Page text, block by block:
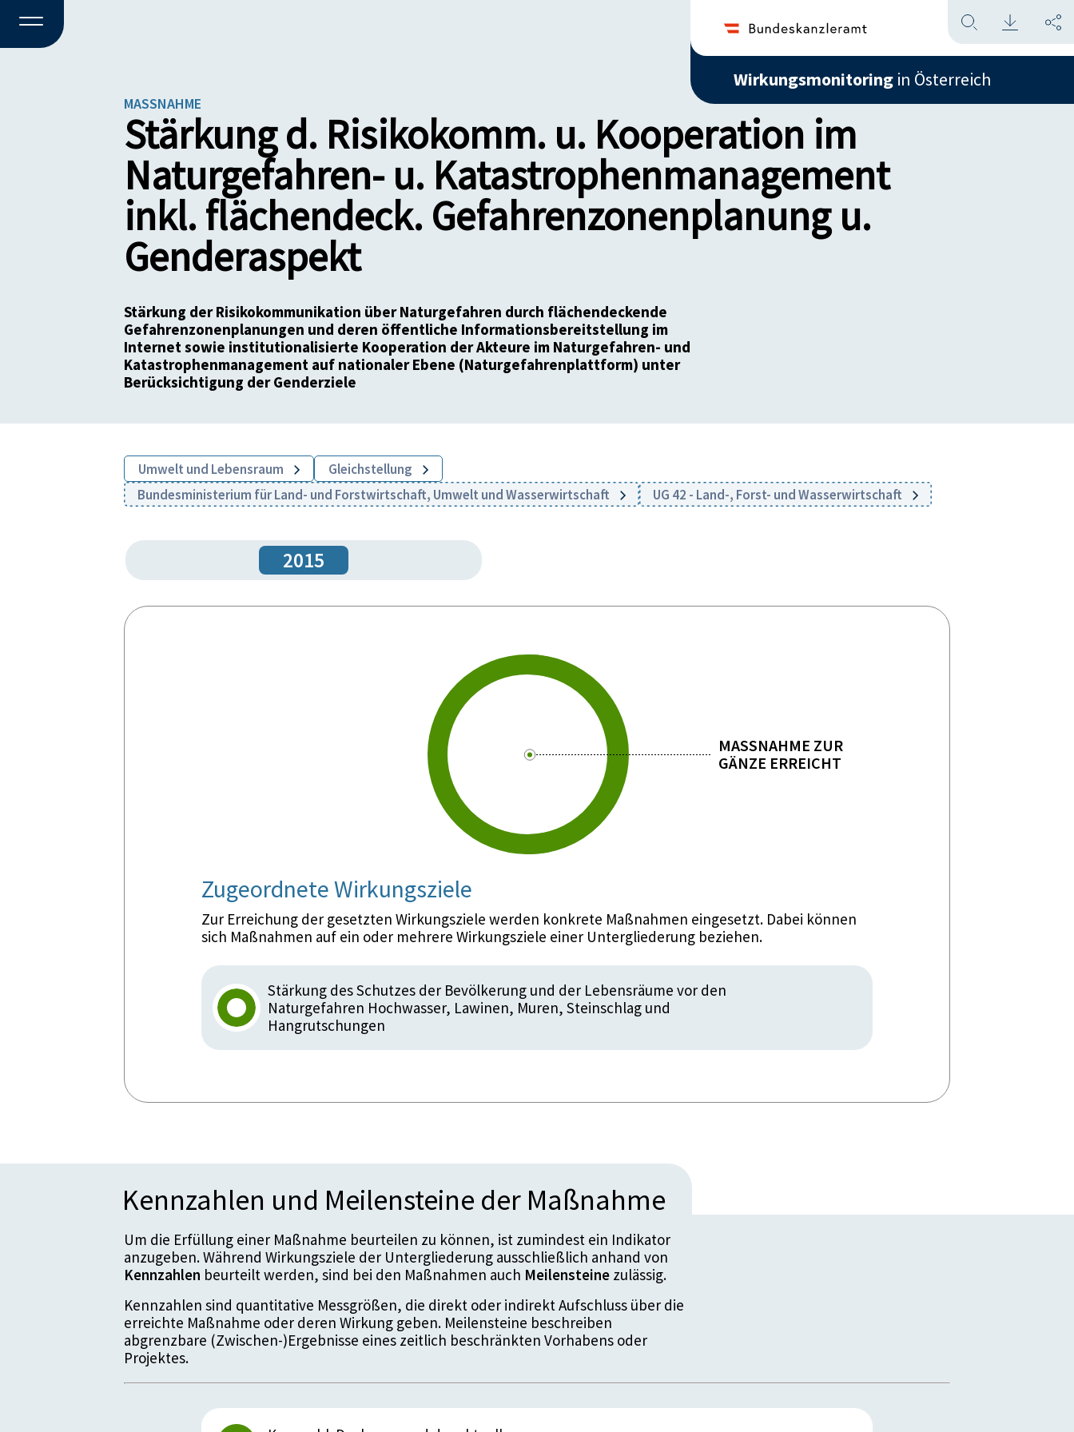
Wirkungsmonitoring in Österreich
MASSNAHME
Stärkung d. Risikokomm. u. Kooperation im
Naturgefahren- u. Katastrophenmanagement
inkl. flächendeck. Gefahrenzonenplanung u.
Genderaspekt
Stärkung der Risikokommunikation über Naturgefahren durch flächendeckende
Gefahrenzonenplanungen und deren öffentliche Informationsbereitstellung im
Internet sowie institutionalisierte Kooperation der Akteure im Naturgefahren- und
Katastrophenmanagement auf nationaler Ebene (Naturgefahrenplattform) unter
Berücksichtigung der Genderziele
Umwelt und Lebensraum
Gleichstellung
Bundesministerium für Land- und Forstwirtschaft, Umwelt und Wasserwirtschaft
UG 42 - Land-, Forst- und Wasserwirtschaft
2015
MASSNAHME ZUR
GÄNZE ERREICHT
Zugeordnete Wirkungsziele
Zur Erreichung der gesetzten Wirkungsziele werden konkrete Maßnahmen eingesetzt. Dabei können
sich Maßnahmen auf ein oder mehrere Wirkungsziele einer Untergliederung beziehen.
Stärkung des Schutzes der Bevölkerung und der Lebensräume vor den
Naturgefahren Hochwasser, Lawinen, Muren, Steinschlag und
Hangrutschungen
Kennzahlen und Meilensteine der Maßnahme
Um die Erfüllung einer Maßnahme beurteilen zu können, ist zumindest ein Indikator
anzugeben. Während Wirkungsziele der Untergliederung ausschließlich anhand von
Kennzahlen beurteilt werden, sind bei den Maßnahmen auch Meilensteine zulässig.
Kennzahlen sind quantitative Messgrößen, die direkt oder indirekt Aufschluss über die
erreichte Maßnahme oder deren Wirkung geben. Meilensteine beschreiben
abgrenzbare (Zwischen-)Ergebnisse eines zeitlich beschränkten Vorhabens oder
Projektes.